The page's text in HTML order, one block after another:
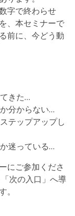
字で終わらせ
、本セミナーで
前に、今どう動
きた…
分からない…
テップアップし
迷っている…
にご参加くださ
次の入口」へ導